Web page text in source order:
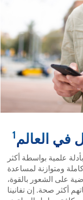
في العالم1
بأدلة علمية بواسطة أكثر
كاملة ومتوازنة لمساعدة
على الشعور بالقوة،
أكثر صحة. إن تفانينا